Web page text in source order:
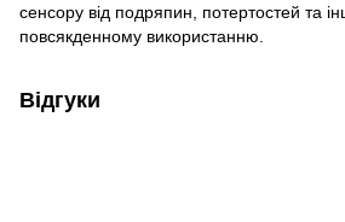
сенсору від подряпин, потертостей та
повсякденному використанню.
Відгуки